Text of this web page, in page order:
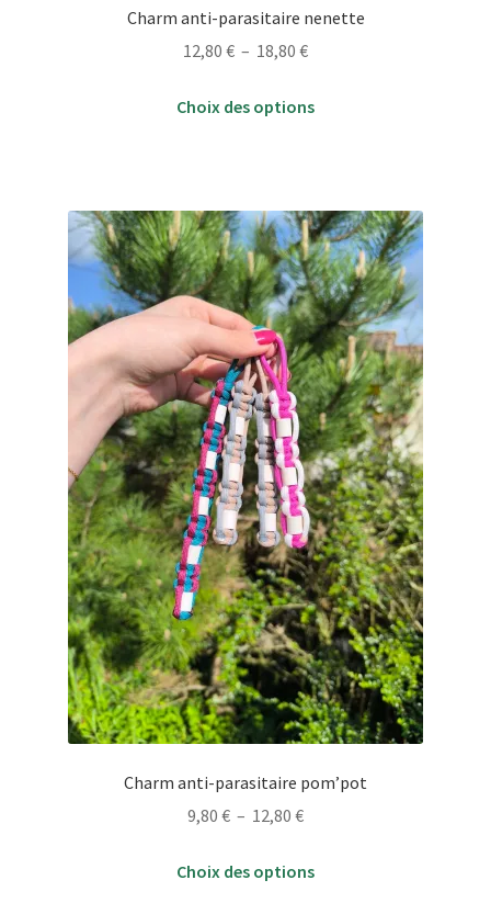
Charm anti-parasitaire nenette
12,80 € – 18,80 €Plage
prix :
Choix des options
Les
options
peuvent
être
choisies
sur
la
page
du
produit
Charm anti-parasitaire pom’pot
9,80 € – 12,80 €Plage
prix :
Choix des options